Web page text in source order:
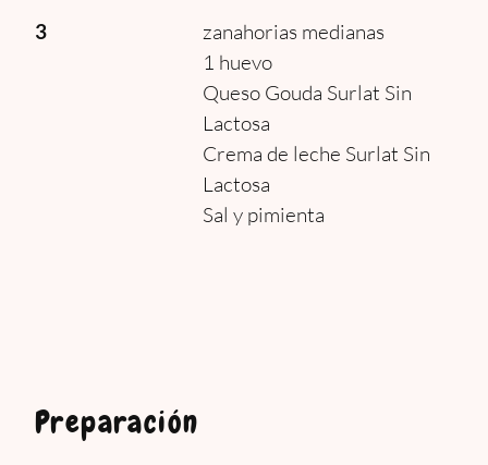
3
zanahorias medianas
1 huevo
Queso Gouda Surlat Sin
Lactosa
Crema de leche Surlat Sin
Lactosa
Sal y pimienta
Preparación